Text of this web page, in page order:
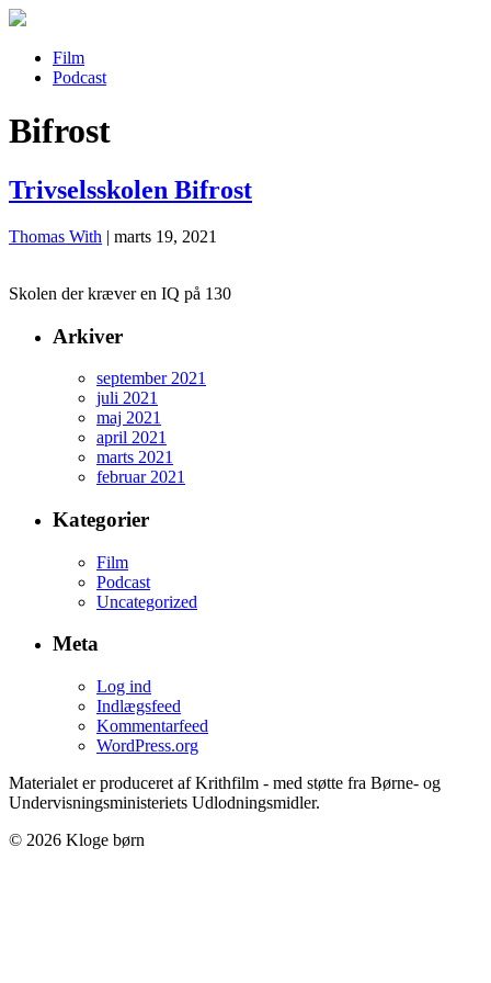
Film
Podcast
Bifrost
Trivselsskolen Bifrost
Thomas With | marts 19, 2021
Skolen der kræver en IQ på 130
Arkiver
september 2021
juli 2021
maj 2021
april 2021
marts 2021
februar 2021
Kategorier
Film
Podcast
Uncategorized
Meta
Log ind
Indlægsfeed
Kommentarfeed
WordPress.org
Materialet er produceret af Krithfilm - med støtte fra Børne- og
Undervisningsministeriets Udlodningsmidler.
© 2026 Kloge børn